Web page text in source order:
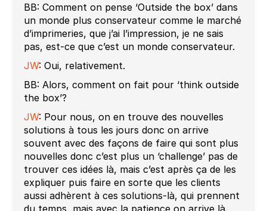
BB: Comment on pense ‘Outside the box’ dans
un monde plus conservateur comme le marché
d’imprimeries, que j’ai l’impression, je ne sais
pas, est-ce que c’est un monde conservateur.
JW: Oui, relativement.
BB: Alors, comment on fait pour ‘think outside
the box’?
JW: Pour nous, on en trouve des nouvelles
solutions à tous les jours donc on arrive
souvent avec des façons de faire qui sont plus
nouvelles donc c’est plus un ‘challenge’ pas de
trouver ces idées là, mais c’est après ça de les
expliquer puis faire en sorte que les clients
aussi adhèrent à ces solutions-là, qui prennent
du temps, mais avec la patience on arrive là.